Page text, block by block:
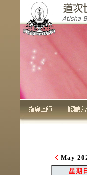
May
星期日